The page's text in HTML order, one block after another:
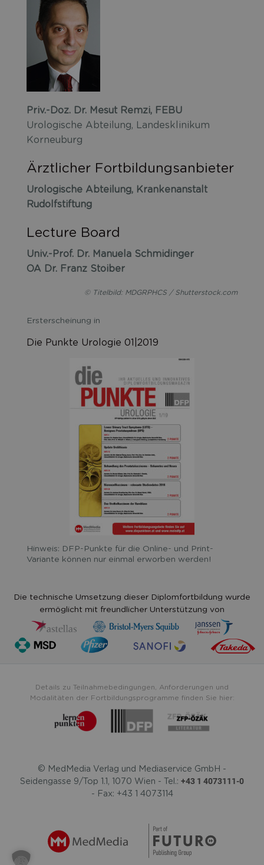
Priv.-Doz. Dr. Mesut Remzi, FEBU
Urologische Abteilung, Landesklinikum
Korneuburg
Ärztlicher Fortbildungsanbieter
Urologische Abteilung, Krankenanstalt
Rudolfstiftung
Lecture Board
Univ.-Prof. Dr. Manuela Schmidinger
OA Dr. Franz Stoiber
© Titelbild: MDGRPHCS / Shutterstock.com
Ersterscheinung in
Die Punkte Urologie 01|2019
Hinweis: DFP-Punkte für die Online- und Print-
Variante können nur einmal erworben werden!
Die technische Umsetzung dieser Diplomfortbildung wurde
ermöglicht mit freundlicher Unterstützung von
Details zu Teilnahmebedingungen, Anforderungen und
Modalitäten der Fortbildungsprogramme finden Sie hier:
© MedMedia Verlag und Mediaservice GmbH -
Seidengasse 9/Top 1.1, 1070 Wien - Tel.: +43 1 4073111-0
- Fax: +43 1 4073114